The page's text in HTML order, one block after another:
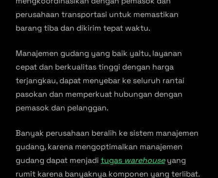
perusahaan transportasi untuk memastikan
barang tiba dan dikirim tepat waktu.
Manajemen gudang yang baik yaitu, layanan
cepat dan berkualitas tinggi dengan harga
terjangkau, dapat menyebar ke seluruh rantai
pasokan dan memperkuat hubungan dengan
pemasok dan pelanggan.
Banyak perusahaan beralih ke sistem manajemen
gudang, karena mengoptimalkan manajemen
gudang dapat menjadi tugas warehouseyang
rumit karena banyaknya komponen yang terlibat.